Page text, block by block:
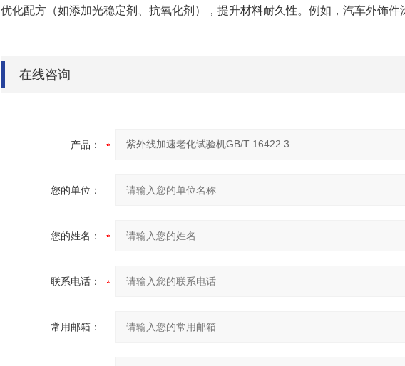
优化配方（如添加光稳定剂、抗氧化剂），提升材料耐久性。例如，汽车外饰
在线咨询
产品：
您的单位：
您的姓名：
联系电话：
常用邮箱：